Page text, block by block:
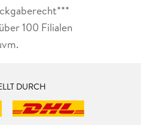
100 Filialen
DURCH